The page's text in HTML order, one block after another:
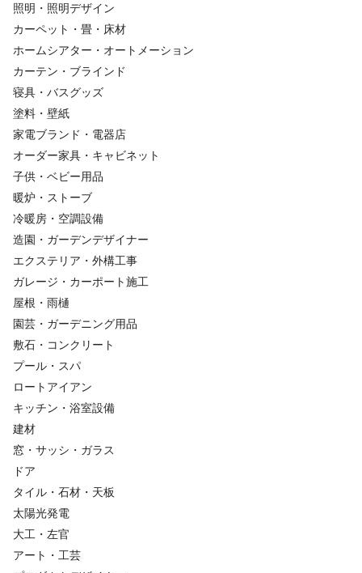
照明・照明デザイン
カーペット・畳・床材
ホームシアター・オートメーション
カーテン・ブラインド
寝具・バスグッズ
塗料・壁紙
家電ブランド・電器店
オーダー家具・キャビネット
子供・ベビー用品
暖炉・ストーブ
冷暖房・空調設備
造園・ガーデンデザイナー
エクステリア・外構工事
ガレージ・カーポート施工
屋根・雨樋
園芸・ガーデニング用品
敷石・コンクリート
プール・スパ
ロートアイアン
キッチン・浴室設備
建材
窓・サッシ・ガラス
ドア
タイル・石材・天板
太陽光発電
大工・左官
アート・工芸